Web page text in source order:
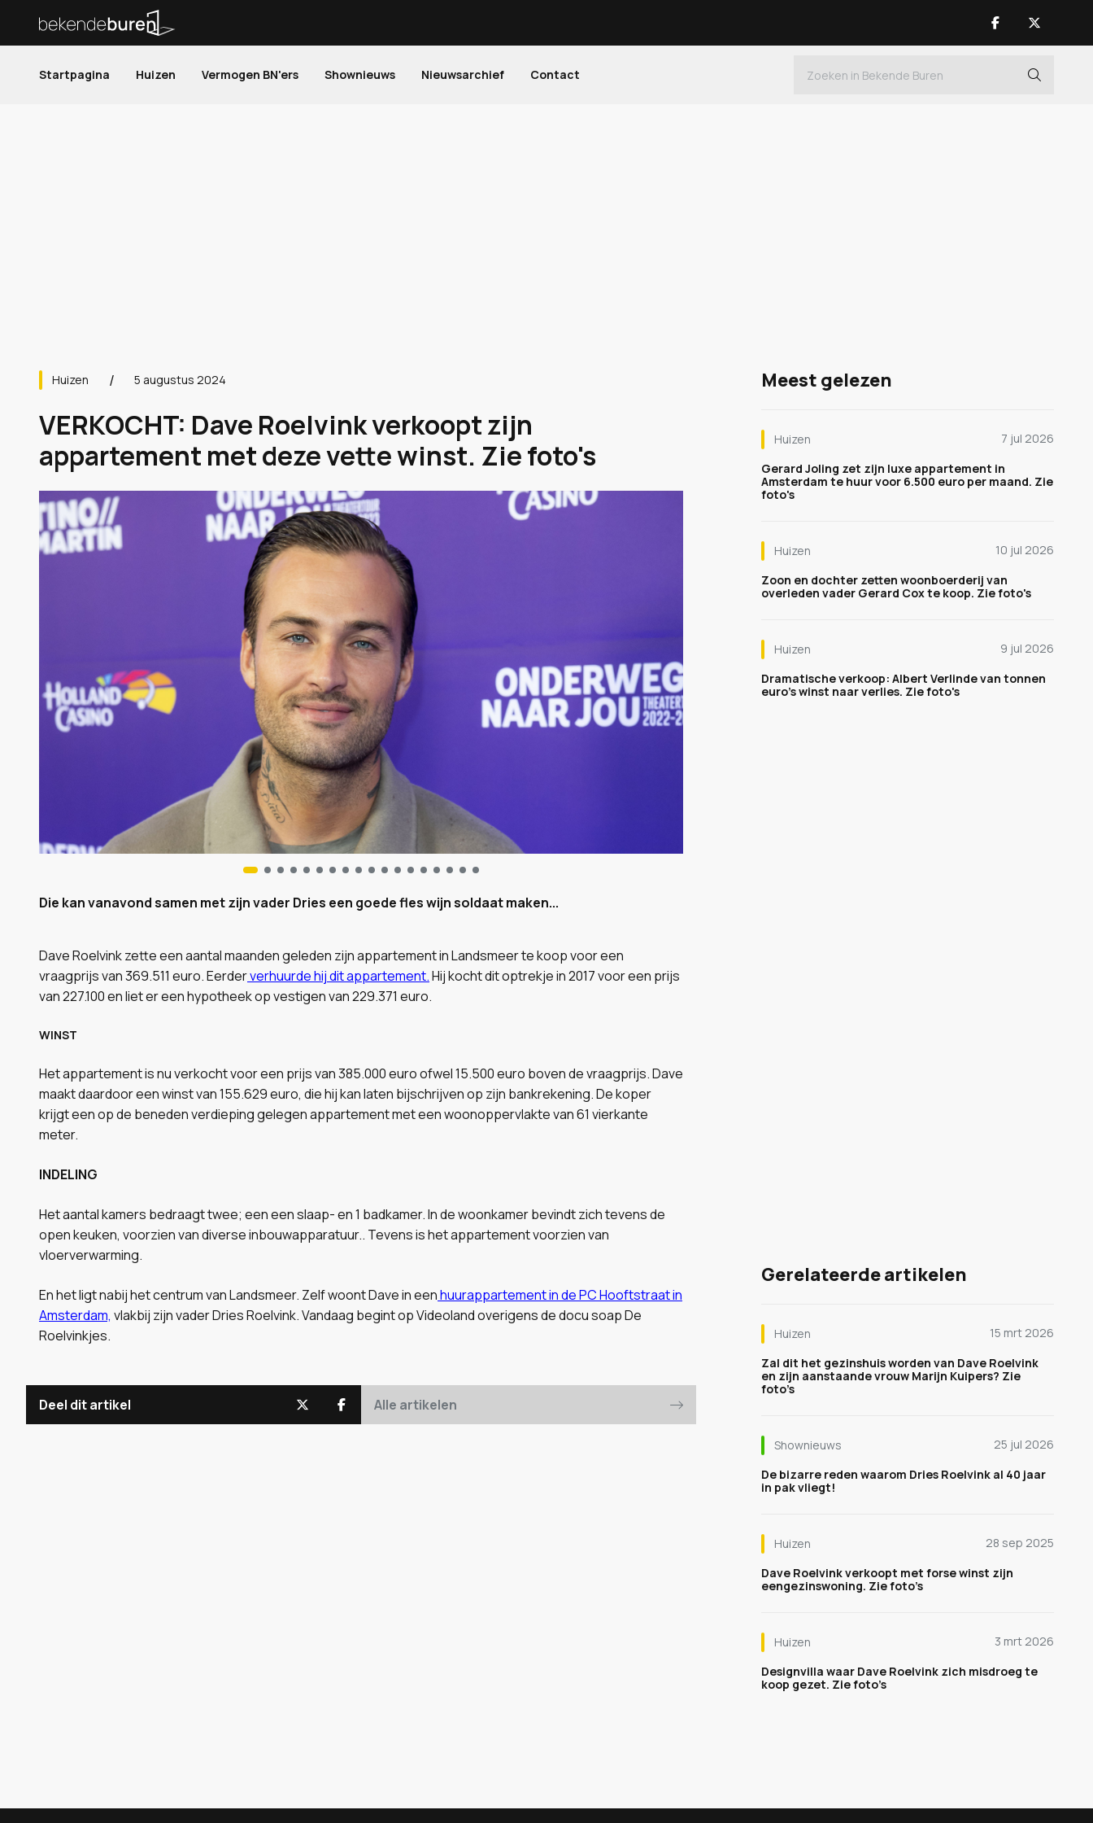
Startpagina Huizen Vermogen BN'ers Shownieuws Nieuwsarchief Contact
Huizen 5 augustus 2024
VERKOCHT: Dave Roelvink verkoopt zijn
appartement met deze vette winst. Zie foto's
Die kan vanavond samen met zijn vader Dries een goede fles wijn soldaat maken...
Dave Roelvink zette een aantal maanden geleden zijn appartement in Landsmeer te koop voor een
vraagprijs van 369.511 euro. Eerderverhuurde hij dit appartement.Hij kocht dit optrekje in 2017 voor een prijs
van 227.100 en liet er een hypotheek op vestigen van 229.371 euro.
WINST
Het appartement is nu verkocht voor een prijs van 385.000 euro ofwel 15.500 euro boven de vraagprijs. Dave
maakt daardoor een winst van 155.629 euro, die hij kan laten bijschrijven op zijn bankrekening. De koper
krijgt een op de beneden verdieping gelegen appartement met een woonoppervlakte van 61 vierkante
meter.
INDELING
Het aantal kamers bedraagt twee; een een slaap- en 1 badkamer. In de woonkamer bevindt zich tevens de
open keuken, voorzien van diverse inbouwapparatuur.. Tevens is het appartement voorzien van
vloerverwarming.
En het ligt nabij het centrum van Landsmeer. Zelf woont Dave in eenhuurappartement in de PC Hooftstraat in
Amsterdam, vlakbij zijn vader Dries Roelvink. Vandaag begint op Videoland overigens de docu soap De
Roelvinkjes.
Deel dit artikel Alle artikelen
Meest gelezen
Huizen
7 jul 2026
Gerard Joling zet zijn luxe appartement in
Amsterdam te huur voor 6.500 euro per maand. Zie
foto's
Huizen
10 jul 2026
Zoon en dochter zetten woonboerderij van
overleden vader Gerard Cox te koop. Zie foto's
Huizen
9 jul 2026
Dramatische verkoop: Albert Verlinde van tonnen
euro's winst naar verlies. Zie foto's
Gerelateerde artikelen
Huizen
15 mrt 2026
Zal dit het gezinshuis worden van Dave Roelvink
en zijn aanstaande vrouw Marijn Kuipers? Zie
foto’s
Shownieuws
25 jul 2026
De bizarre reden waarom Dries Roelvink al 40 jaar
in pak vliegt!
Huizen
28 sep 2025
Dave Roelvink verkoopt met forse winst zijn
eengezinswoning. Zie foto’s
Huizen
3 mrt 2026
Designvilla waar Dave Roelvink zich misdroeg te
koop gezet. Zie foto’s